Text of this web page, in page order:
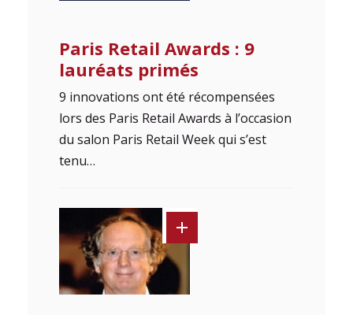
Paris Retail Awards : 9
lauréats primés
9 innovations ont été récompensées
lors des Paris Retail Awards à l’occasion
du salon Paris Retail Week qui s’est
tenu…